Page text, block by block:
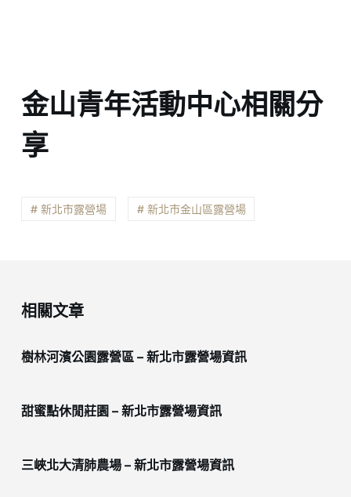
金山青年活動中心相關分
享
# 新北市露營場 # 新北市金山區露營場
相關文章
樹林河濱公園露營區 – 新北市露營場資訊
甜蜜點休閒莊園 – 新北市露營場資訊
三峽北大清肺農場 – 新北市露營場資訊